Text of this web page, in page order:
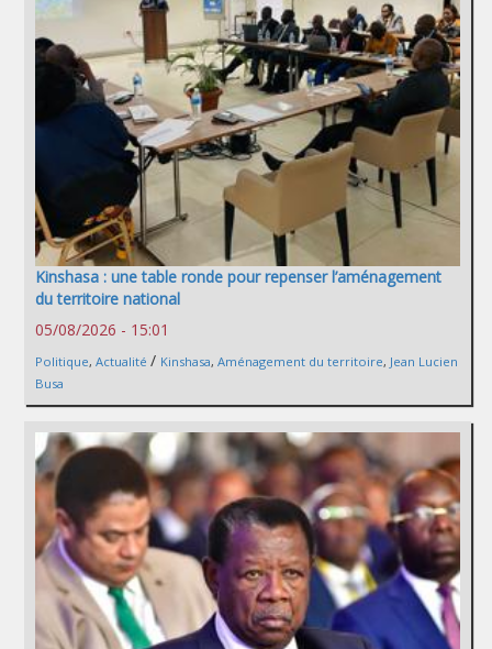
Kinshasa : une table ronde pour repenser l’aménagement
du territoire national
05/08/2026 - 15:01
Politique, Actualité / Kinshasa, Aménagement du territoire, Jean Lucien
Busa